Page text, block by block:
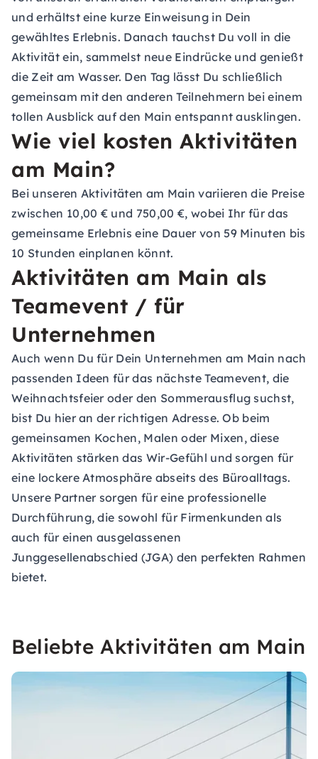
und erhältst eine kurze Einweisung in Dein
gewähltes Erlebnis. Danach tauchst Du voll in die
Aktivität ein, sammelst neue Eindrücke und genießt
die Zeit am Wasser. Den Tag lässt Du schließlich
gemeinsam mit den anderen Teilnehmern bei einem
tollen Ausblick auf den Main entspannt ausklingen.
Wie viel kosten Aktivitäten
am Main?
Bei unseren Aktivitäten am Main variieren die Preise
zwischen 10,00 € und 750,00 €, wobei Ihr für das
gemeinsame Erlebnis eine Dauer von 59 Minuten bis
10 Stunden einplanen könnt.
Aktivitäten am Main als
Teamevent / für
Unternehmen
Auch wenn Du für Dein Unternehmen am Main nach
passenden Ideen für das nächste Teamevent, die
Weihnachtsfeier oder den Sommerausflug suchst,
bist Du hier an der richtigen Adresse. Ob beim
gemeinsamen Kochen, Malen oder Mixen, diese
Aktivitäten stärken das Wir-Gefühl und sorgen für
eine lockere Atmosphäre abseits des Büroalltags.
Unsere Partner sorgen für eine professionelle
Durchführung, die sowohl für Firmenkunden als
auch für einen ausgelassenen
Junggesellenabschied (JGA) den perfekten Rahmen
bietet.
Beliebte Aktivitäten am Main